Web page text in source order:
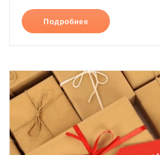
Подробнее